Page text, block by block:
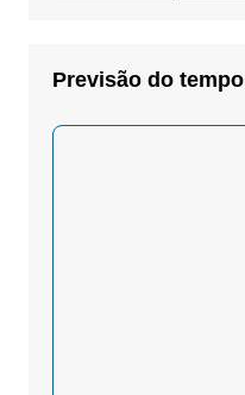
Previsão do tempo